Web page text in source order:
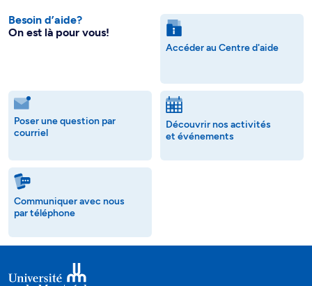
Besoin d’aide?
On est là pour vous!
Accéder au Centre d'aide
Poser une question par
courriel
Découvrir nos activités
et événements
Communiquer avec nous
par téléphone